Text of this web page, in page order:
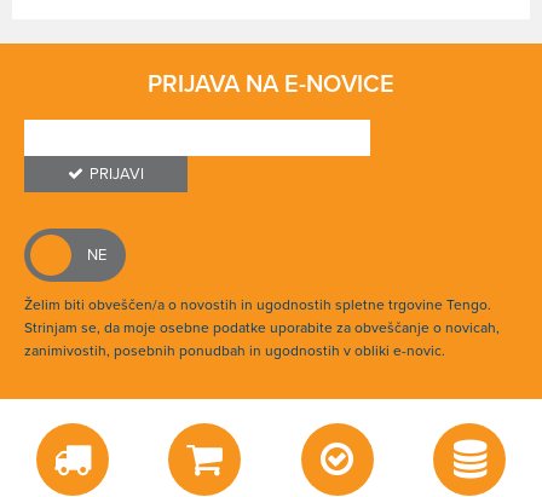
PRIJAVA NA E-NOVICE
PRIJAVI
Želim biti obveščen/a o novostih in ugodnostih spletne trgovine Tengo.
Strinjam se, da moje osebne podatke uporabite za obveščanje o novicah,
zanimivostih, posebnih ponudbah in ugodnostih v obliki e-novic.